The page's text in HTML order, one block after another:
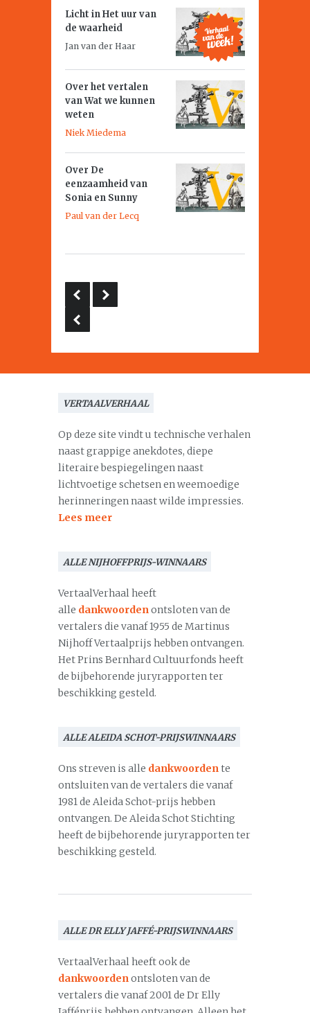
Licht inHet uur van
de waarheid
Jan van der Haar
Over het vertalen
vanWat we kunnen
weten
Niek Miedema
Over De
eenzaamheid van
Sonia en Sunny
Paul van der Lecq
VERTAALVERHAAL
Op deze site vindt u technische verhalen
naast grappige anekdotes, diepe
literaire bespiegelingen naast
lichtvoetige schetsen en weemoedige
herinneringen naast wilde impressies.
Lees meer
ALLE NIJHOFFPRIJS-WINNAARS
VertaalVerhaal heeft
alle dankwoordenontsloten van de
vertalers die vanaf 1955 de Martinus
Nijhoff Vertaalprijs hebben ontvangen.
Het Prins Bernhard Cultuurfonds heeft
de bijbehorende juryrapporten ter
beschikking gesteld.
ALLE ALEIDA SCHOT-PRIJSWINNAARS
Ons streven is alle dankwoordente
ontsluiten van de vertalers die vanaf
1981 de Aleida Schot-prijs hebben
ontvangen. De Aleida Schot Stichting
heeft de bijbehorende juryrapporten ter
beschikking gesteld.
ALLE DR ELLY JAFFÉ-PRIJSWINNAARS
VertaalVerhaal heeft ook de
dankwoordenontsloten van de
vertalers die vanaf 2001 de Dr Elly